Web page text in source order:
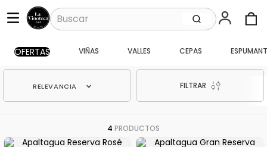
Buscar
OFERTAS VIÑAS VALLES CEPAS
RELEVANCIA FILTRAR
4 PRODUCTOS
TÉRMINOS MÁS BUSCADOS
1.
santa ema gran
caballo loco